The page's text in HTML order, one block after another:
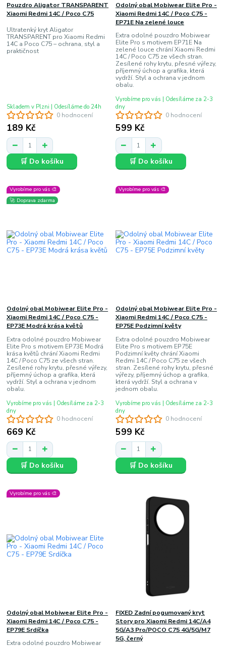
0 hodnocení
Pouzdro Aligator TRANSPARENT
Xiaomi Redmi 14C / Poco C75
Ultratenký kryt Aligator
TRANSPARENT pro Xiaomi Redmi
14C a Poco C75 – ochrana, styl a
praktičnost
189 Kč
Skladem v Plzni | Odesíláme do 24h
🛒 Do košíku
0 hodnocení
Odolný obal Mobiwear Elite Pro -
Xiaomi Redmi 14C / Poco C75 -
EP71E Na zelené louce
Extra odolné pouzdro Mobiwear
Elite Pro s motivem EP71E Na
zelené louce chrání Xiaomi Redmi
14C / Poco C75 ze všech stran.
Zesílené rohy krytu, přesné výřezy,
příjemný úchop a grafika, která
vydrží. Styl a ochrana v jednom
obalu.
599 Kč
Vyrobíme pro vás | Odesíláme za 2-3
dny
🛒 Do košíku
Vyrobíme pro vás 🎨
🚀 Doprava zdarma
0 hodnocení
Odolný obal Mobiwear Elite Pro -
Xiaomi Redmi 14C / Poco C75 -
EP73E Modrá krása květů
Extra odolné pouzdro Mobiwear
Elite Pro s motivem EP73E Modrá
krása květů chrání Xiaomi Redmi
14C / Poco C75 ze všech stran.
Zesílené rohy krytu, přesné výřezy,
příjemný úchop a grafika, která
vydrží. Styl a ochrana v jednom
obalu.
669 Kč
Vyrobíme pro vás | Odesíláme za 2-3
dny
🛒 Do košíku
Vyrobíme pro vás 🎨
0 hodnocení
Odolný obal Mobiwear Elite Pro -
Xiaomi Redmi 14C / Poco C75 -
EP75E Podzimní květy
Extra odolné pouzdro Mobiwear
Elite Pro s motivem EP75E
Podzimní květy chrání Xiaomi
Redmi 14C / Poco C75 ze všech
stran. Zesílené rohy krytu, přesné
výřezy, příjemný úchop a grafika,
která vydrží. Styl a ochrana v
jednom obalu.
599 Kč
Vyrobíme pro vás | Odesíláme za 2-3
dny
🛒 Do košíku
Vyrobíme pro vás 🎨
Odolný obal Mobiwear Elite Pro -
Xiaomi Redmi 14C / Poco C75 -
EP79E Srdíčka
Extra odolné pouzdro Mobiwear
FIXED Zadní pogumovaný kryt
Story pro Xiaomi Redmi 14C/A4
5G/A3 Pro/POCO C75 4G/5G/M7
5G, černý